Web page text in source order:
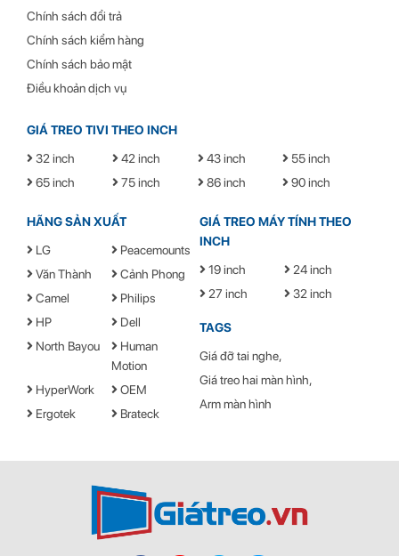
Điều chỉnh xoay (trái/ phải):
Chuẩn VESA tương thích:
±4°
Khoảng cách điều chỉnh từ
tường – Tivi
Chính sách đổi trả
Chính sách kiểm hàng
Chính sách bảo mật
Điều khoản dịch vụ
GIÁ TREO TIVI THEO INCH
32 inch
42 inch 43 inch
55 inch
65 inch
75 inch 86 inch 90 inch
HÃNG SẢN XUẤT
LG
Peacemounts
Văn Thành
Cảnh Phong
Camel
Philips
HP
Dell
North Bayou
Human
Motion
HyperWork
OEM
Ergotek
Brateck
GIÁ TREO MÁY TÍNH THEO
INCH
19 inch
24 inch
27 inch
32 inch
TAGS
Giá đỡ tai nghe
Giá treo hai màn hình
Arm màn hình